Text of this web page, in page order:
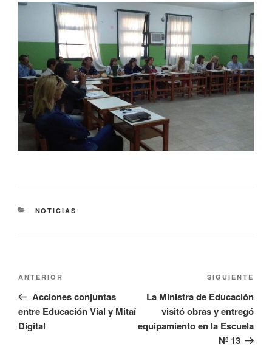
NOTICIAS
ANTERIOR
Acciones conjuntas
entre Educación Vial y Mitaí
Digital
SIGUIENTE
La Ministra de Educación
visitó obras y entregó
equipamiento en la Escuela
Nº 13